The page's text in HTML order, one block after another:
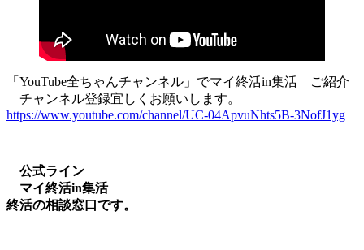
「YouTube全ちゃんチャンネル」でマイ終活in集活 ご紹介
チャンネル登録宜しくお願いします。
https://www.youtube.com/channel/UC-04ApvuNhts5B-3NofJ1yg
公式ライン
マイ終活in集活
終活の相談窓口です。